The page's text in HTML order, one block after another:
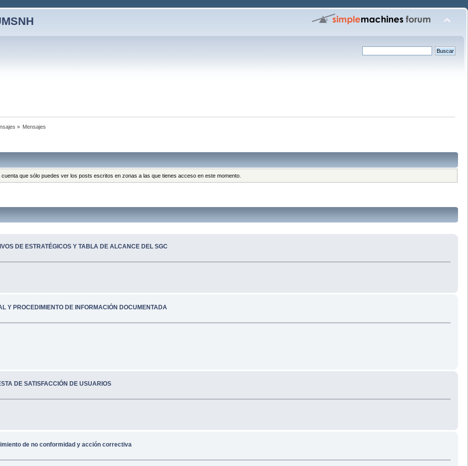
» Mensajes
que sólo puedes ver los posts escritos en zonas a las que tienes acceso en este momento.
DE ESTRATÉGICOS Y TABLA DE ALCANCE DEL SGC
Y PROCEDIMIENTO DE INFORMACIÓN DOCUMENTADA
DE SATISFACCIÓN DE USUARIOS
de no conformidad y acción correctiva